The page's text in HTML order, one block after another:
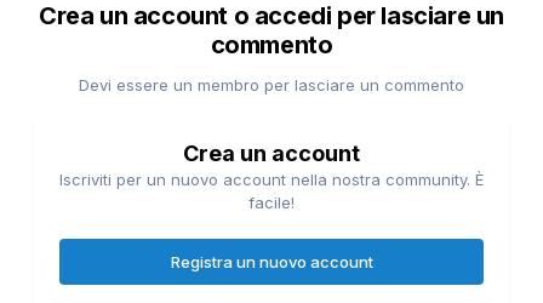
Crea un account o accedi per lasciare un
commento
Devi essere un membro per lasciare un commento
Crea un account
Iscriviti per un nuovo account nella nostra community. È
facile!
Registra un nuovo account